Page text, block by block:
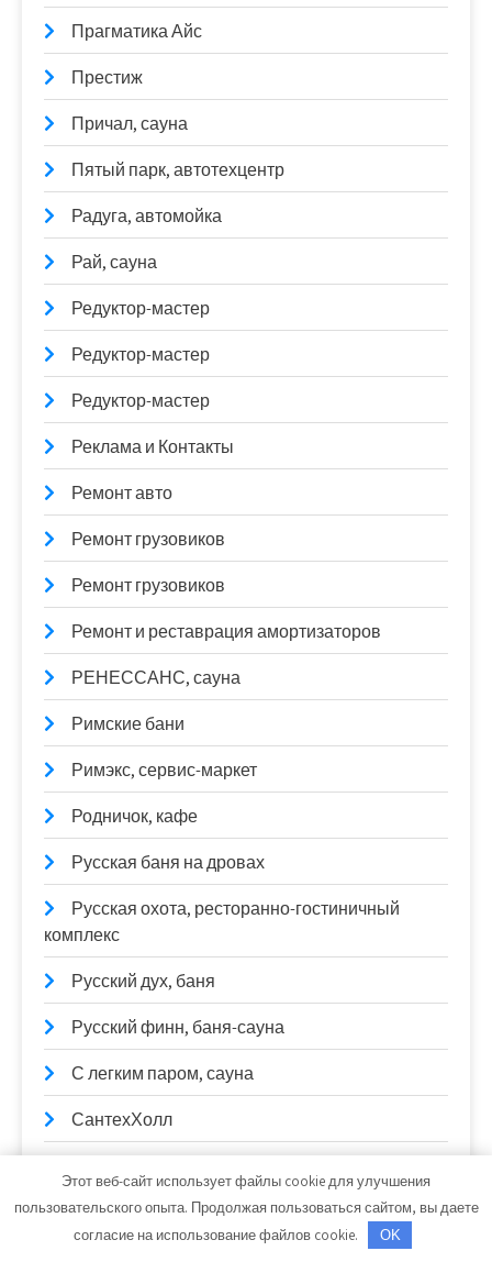
Прагматика Айс
Престиж
Причал, сауна
Пятый парк, автотехцентр
Радуга, автомойка
Рай, сауна
Редуктор-мастер
Редуктор-мастер
Редуктор-мастер
Реклама и Контакты
Ремонт авто
Ремонт грузовиков
Ремонт грузовиков
Ремонт и реставрация амортизаторов
РЕНЕССАНС, сауна
Римские бани
Римэкс, сервис-маркет
Родничок, кафе
Русская баня на дровах
Русская охота, ресторанно-гостиничный
комплекс
Русский дух, баня
Русский финн, баня-сауна
С легким паром, сауна
СантехХолл
Сауна на Илекской
Этот веб-сайт использует файлы cookie для улучшения
пользовательского опыта. Продолжая пользоваться сайтом, вы даете
согласие на использование файлов cookie.
OK